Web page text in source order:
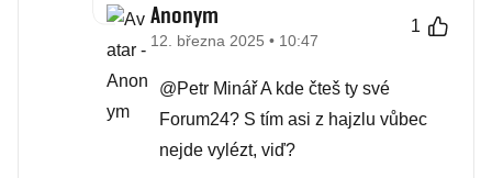
Anonym
12. března 2025 • 10:47
1
@Petr Minář A kde čteš ty své
Forum24? S tím asi z hajzlu vůbec
nejde vylézt, viď?